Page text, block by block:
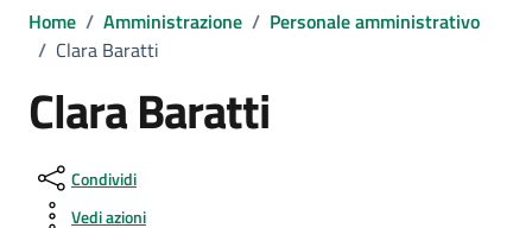
Home / Amministrazione / Personale amministrativo
/ Clara Baratti
Clara Baratti
Condividi
Vedi azioni